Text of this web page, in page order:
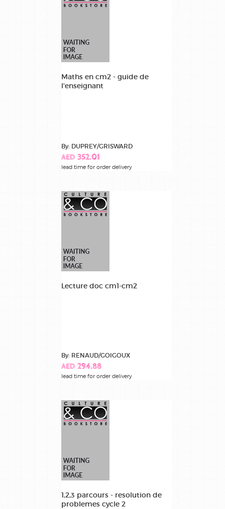
Maths en cm2 - guide de
l'enseignant
By: DUPREY/GRISWARD
AED 352.01
lead time for order delivery
Lecture doc cm1-cm2
By: RENAUD/GOIGOUX
AED 294.88
lead time for order delivery
1,2,3 parcours - resolution de
problemes cycle 2